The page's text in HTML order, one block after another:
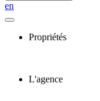
en
Propriétés
L'agence